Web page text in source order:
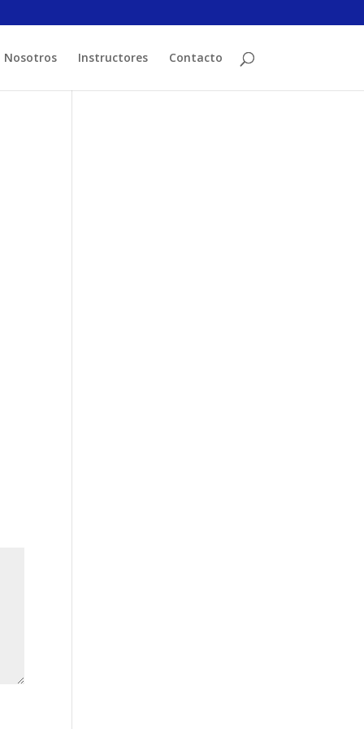
Nosotros Instructores Contacto